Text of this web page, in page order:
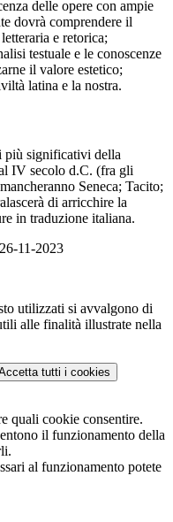
delle opere con ampie
dovrà comprendere il
e retorica;
testuale e le conoscenze
il valore estetico;
latina e la nostra.
più significativi della
IV secolo d.C. (fra gli
Seneca; Tacito;
di arricchire la
in traduzione italiana.
26-11-2023
utilizzati si avvalgono di
alle finalità illustrate nella
tutti i cookies
quali cookie consentire.
il funzionamento della
al funzionamento potete